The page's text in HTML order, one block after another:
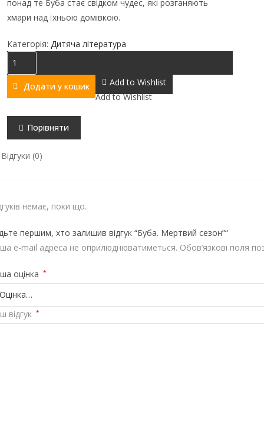
понад те Буба стає свідком чудес, які розганяють
хмари над їхньою домівкою.
Категорія: Дитяча література
Буба.
Мертвий
сезон
кількість
Додати у кошик
Add to Wishlist
Add to Wishlist
Порівняти
Відгуки (0)
немає, поки що.
першим, хто залишив відгук “Буба. Мертвий сезон”“
e-mail адреса не оприлюднюватиметься. Обов’язкові поля
оцінка *
відгук *